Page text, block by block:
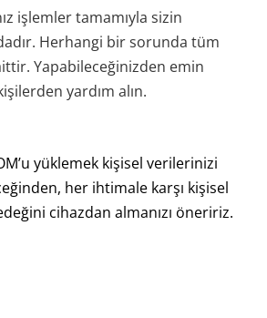
işlemler tamamıyla sizin
Herhangi bir sorunda tüm
Yapabileceğinizden emin
yardım alın.
yüklemek kişisel verilerinizi
her ihtimale karşı kişisel
cihazdan almanızı öneririz.